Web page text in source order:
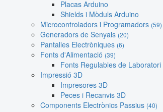
Placas Arduino
Shields i Mòduls Arduino
Microcontroladors i Programadors (59)
Generadors de Senyals (20)
Pantalles Electròniques (6)
Fonts d'Alimentació (39)
Fonts Regulables de Laboratori
Impressió 3D
Impresores 3D
Peces i Recanvis 3D
Components Electrònics Passius (40)